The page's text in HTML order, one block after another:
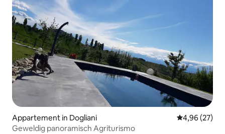
Appartement in Dogliani Gemiddelde
4,96 (27)
Geweldig panoramisch Agriturismo